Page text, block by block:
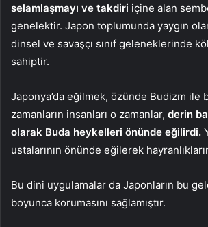
selamlaşmayı ve takdiri içine alan
genelektir. Japon toplumunda yaygın
dinsel ve savaşçı sınıf geleneklerinde
sahiptir.
Japonya’da eğilmek, özünde Budizm ile
zamanların insanları o zamanlar, derin
olarak Buda heykelleri önünde eğilirdi.
ustalarının önünde eğilerek
Bu dini uygulamalar da Japonların bu
boyunca korumasını sağlamıştır.